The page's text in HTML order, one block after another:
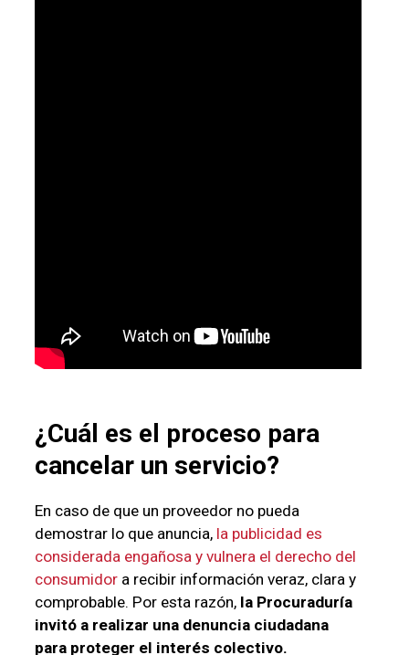
¿Cuál es el proceso para
cancelar un servicio?
En caso de que un proveedor no pueda
demostrar lo que anuncia, la publicidad es
considerada engañosa y vulnera el derecho del
consumidora recibir información veraz, clara y
comprobable. Por esta razón, la Procuraduría
invitó a realizar una denuncia ciudadana
para proteger el interés colectivo.